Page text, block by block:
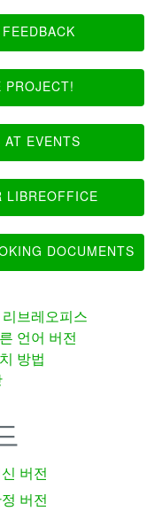
PROJECT!
AT EVENTS
LIBREOFFICE
DOCUMENTS
브레오피스
언어 버전
방법
버전
버전